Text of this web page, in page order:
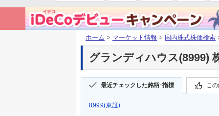
ホーム > マーケット情報 > 国内株式株価検索
グランディハウス(8999)
最近チェックした銘柄･指標 こ
8999(東証)